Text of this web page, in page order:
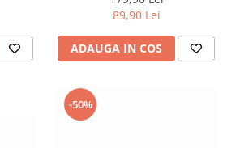
89,90 Lei
ADAUGA IN COS
-50%